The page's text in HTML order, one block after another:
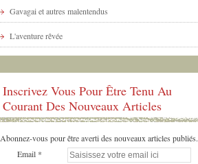
Gavagai et autres malentendus
L'aventure rêvée
Inscrivez Vous Pour Être Tenu Au
Courant Des Nouveaux Articles
Abonnez-vous pour être averti des nouveaux articles publiés.
Email